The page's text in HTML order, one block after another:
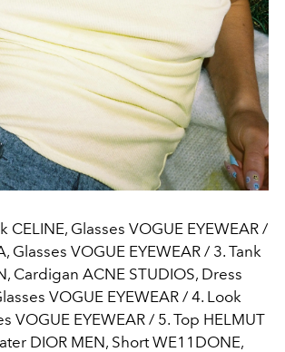
CELINE, Glasses VOGUE EYEWEAR /
Glasses VOGUE EYEWEAR / 3. Tank
Cardigan ACNE STUDIOS, Dress
VOGUE EYEWEAR / 4. Look
VOGUE EYEWEAR / 5. Top HELMUT
DIOR MEN, Short WE11DONE,